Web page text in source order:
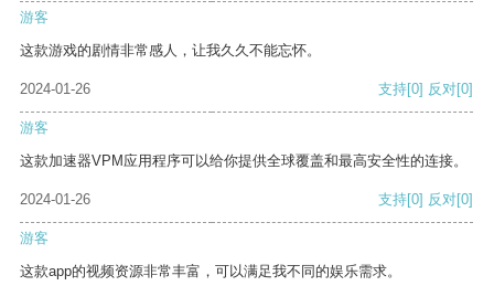
游客
这款游戏的剧情非常感人，让我久久不能忘怀。
2024-01-26 支持[0] 反对[0]
游客
这款加速器VPM应用程序可以给你提供全球覆盖和最高安全性的连接。
2024-01-26 支持[0] 反对[0]
游客
这款app的视频资源非常丰富，可以满足我不同的娱乐需求。